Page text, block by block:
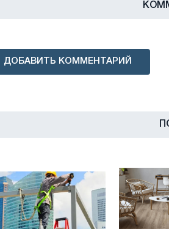
ДОБАВИТЬ КОММЕНТАРИЙ